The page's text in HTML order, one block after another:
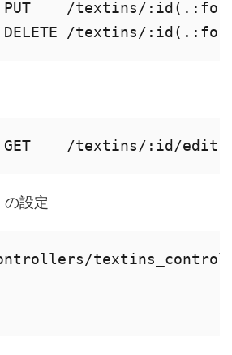
/textins/
/textins/
/textins/:id/
設定